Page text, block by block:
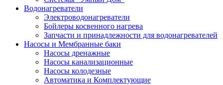
Водонагреватели
Электроводонагреватели
Бойлеры косвенного нагрева
Запчасти и принадлежности для водонагревателей
Насосы и Мембранные баки
Насосы дренажные
Насосы канализационные
Насосы колодезные
Автоматика и Комплектующие